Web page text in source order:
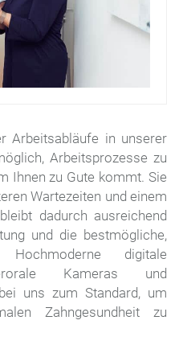
Arbeitsabläufe in unserer
Arbeitsprozesse zu
Ihnen zu Gute kommt. Sie
Wartezeiten und einem
dadurch ausreichend
und die bestmögliche,
Hochmoderne digitale
Kameras und
uns zum Standard, um
Zahngesundheit zu